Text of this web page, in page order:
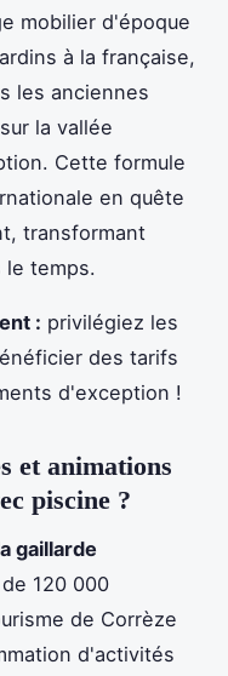
mobilier d'époque
à la française,
les anciennes
la vallée
Cette formule
en quête
transformant
le temps.
: privilégiez les
des tarifs
d'exception !
et animations
piscine ?
gaillarde
120 000
de Corrèze
d'activités